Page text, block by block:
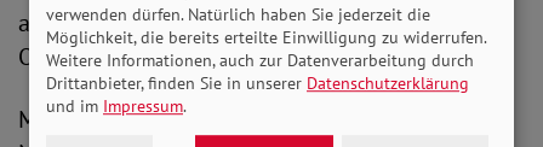
angewiesen sind, nicht ohne besonderen
Organisationsaufwand möglich.“
Michaela Engelmeier erklärt die Belange von
verwenden dürfen. Natürlich haben Sie jederzeit die
Möglichkeit, die bereits erteilte Einwilligung zu widerrufen.
Weitere Informationen, auch zur Datenverarbeitung durch
Drittanbieter, finden Sie in unserer Datenschutzerklärung
und im Impressum.